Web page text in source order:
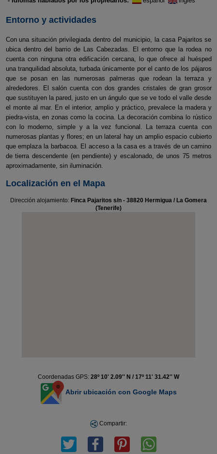
Entorno y actividades
Con una situación privilegiada dentro del municipio, la casa Pajaritos se
ubica dentro del barrio de Las Cabezadas. El entorno que la rodea no
cuenta con ninguna otra edificación cercana, lo que ofrece al huésped
una tranquilidad absoluta, turbada únicamente por el canto de los pájaros
que se posan en las numerosas palmeras que rodean la terraza y
alrededores. El salón cuenta con dos grandes cristales de gran grosor
que sustituyen la pared, justo en un ángulo que se ve todo el valle desde
el monte al mar. En el interior, amplio y práctico, prevalece la madera y
piedra-vista, en zonas como la cocina. La decoración combina lo rústico
con lo moderno, simple y a la vez funcional. La terraza cuenta con
numerosas plantas y flores; en un lateral hay un amplio espacio cubierto
que emplaza la barbacoa. El acceso a la casa es a través de un camino
de tierra descendente (en pendiente) y escalonado, de unos 75 metros
aproximadamente, sin iluminación.
Localización en el Mapa
Dirección alojamiento: Finca Pajaritos s/n - 38820 Hermigua / La Gomera
(Tenerife)
Coordenadas GPS: 28º 10' 2.09'' N / 17º 11' 31.42'' W
Abrir ubicación con Google Maps
Compartir: